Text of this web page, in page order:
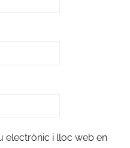
electrònic i lloc web en